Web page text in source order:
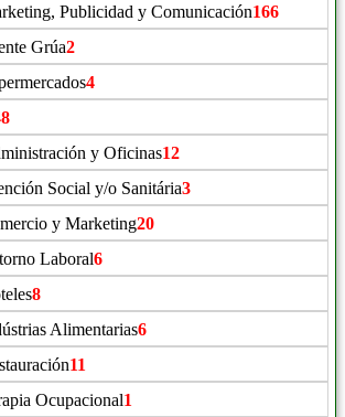
Publicidad y Comunicación166
Grúa2
4
y Oficinas12
Social y/o Sanitária3
y Marketing20
Laboral6
8
Alimentarias6
11
Ocupacional1